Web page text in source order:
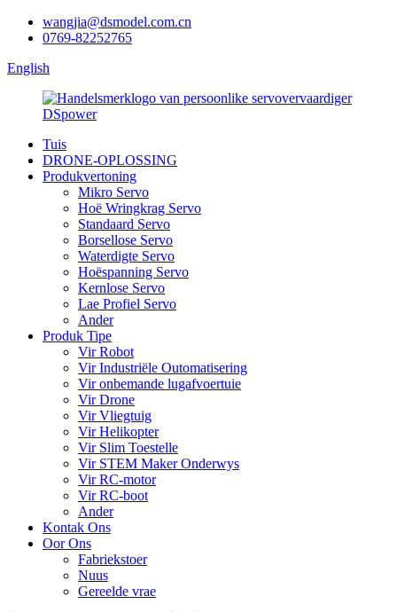
wangjia@dsmodel.com.cn
0769-82252765
English
Tuis
DRONE-OPLOSSING
Produkvertoning
Mikro Servo
Hoë Wringkrag Servo
Standaard Servo
Borsellose Servo
Waterdigte Servo
Hoëspanning Servo
Kernlose Servo
Lae Profiel Servo
Ander
Produk Tipe
Vir Robot
Vir Industriële Outomatisering
Vir onbemande lugafvoertuie
Vir Drone
Vir Vliegtuig
Vir Helikopter
Vir Slim Toestelle
Vir STEM Maker Onderwys
Vir RC-motor
Vir RC-boot
Ander
Kontak Ons
Oor Ons
Fabriekstoer
Nuus
Gereelde vrae